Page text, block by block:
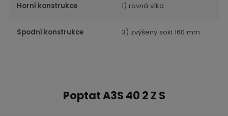
Horní konstrukce 1) rovná víka
Spodní konstrukce 3) zvýšený sokl 160 mm
Poptat A3S 40 2 Z S